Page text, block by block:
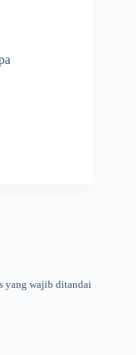
yang wajib ditandai